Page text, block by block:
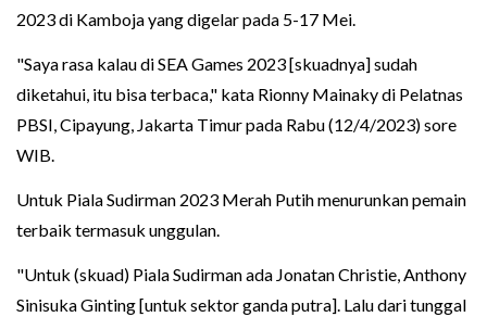
2023 di Kamboja yang digelar pada 5-17 Mei.
"Saya rasa kalau di SEA Games 2023 [skuadnya] sudah
diketahui, itu bisa terbaca," kata Rionny Mainaky di Pelatnas
PBSI, Cipayung, Jakarta Timur pada Rabu (12/4/2023) sore
WIB.
Untuk Piala Sudirman 2023 Merah Putih menurunkan pemain
terbaik termasuk unggulan.
"Untuk (skuad) Piala Sudirman ada Jonatan Christie, Anthony
Sinisuka Ginting [untuk sektor ganda putra]. Lalu dari tunggal